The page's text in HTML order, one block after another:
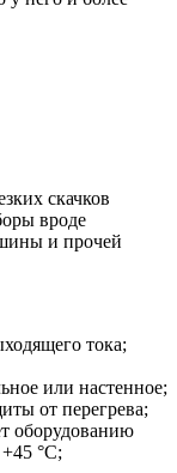
скачков
вроде
и прочей
тока;
или настенное;
от перегрева;
оборудованию
+45 °С;